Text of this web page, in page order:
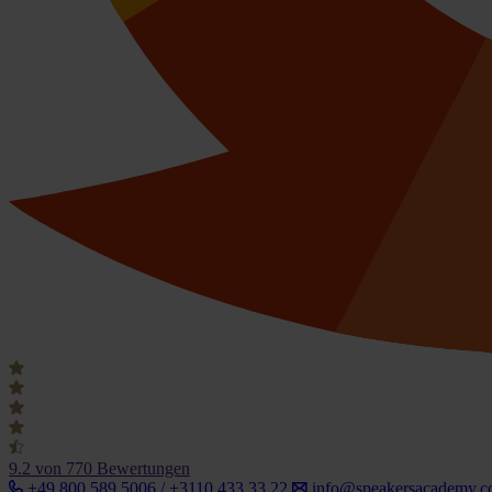
9.2 von 770 Bewertungen
+49 800 589 5006 / +3110 433 33 22